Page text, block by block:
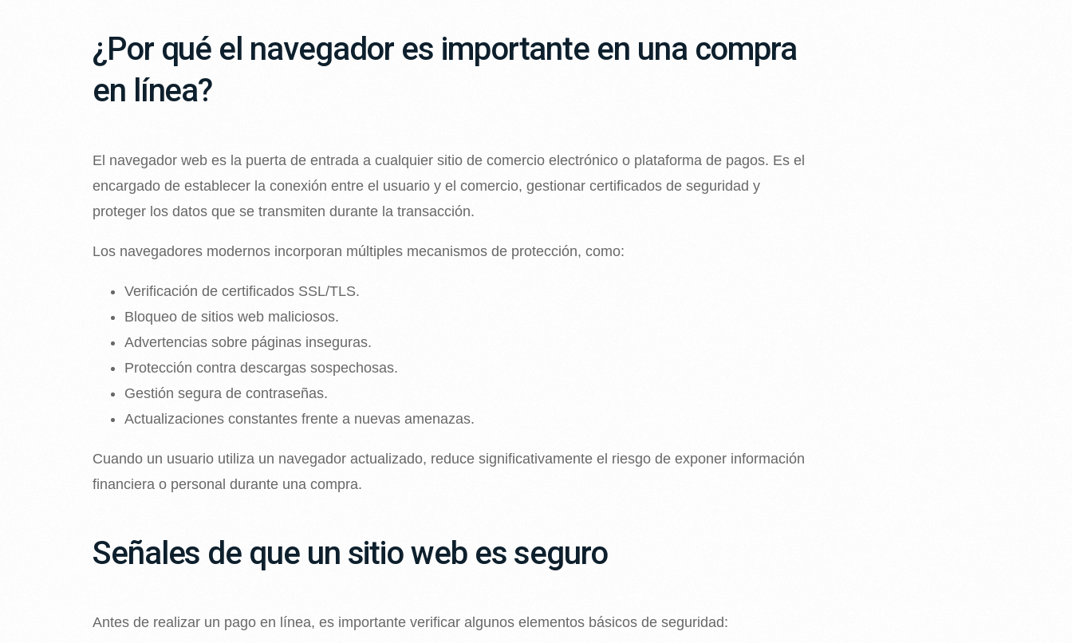
¿Por qué el navegador es importante en una compra
en línea?
El navegador web es la puerta de entrada a cualquier sitio de comercio electrónico o plataforma de pagos. Es el
encargado de establecer la conexión entre el usuario y el comercio, gestionar certificados de seguridad y
proteger los datos que se transmiten durante la transacción.
Los navegadores modernos incorporan múltiples mecanismos de protección, como:
Verificación de certificados SSL/TLS.
Bloqueo de sitios web maliciosos.
Advertencias sobre páginas inseguras.
Protección contra descargas sospechosas.
Gestión segura de contraseñas.
Actualizaciones constantes frente a nuevas amenazas.
Cuando un usuario utiliza un navegador actualizado, reduce significativamente el riesgo de exponer información
financiera o personal durante una compra.
Señales de que un sitio web es seguro
Antes de realizar un pago en línea, es importante verificar algunos elementos básicos de seguridad: